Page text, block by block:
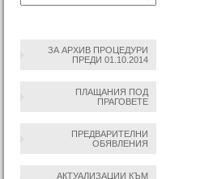
ЗА АРХИВ ПРОЦЕДУРИ
ПРЕДИ 01.10.2014
ПЛАЩАНИЯ ПОД
ПРАГОВЕТЕ
ПРЕДВАРИТЕЛНИ
ОБЯВЛЕНИЯ
АКТУАЛИЗАЦИИ КЪМ